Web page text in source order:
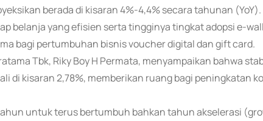
berada di kisaran 4%-4,4% secara tahunan
belanja yang efisien serta tingginya tingkat adopsi e-
bagi pertumbuhan bisnis voucher digital dan gift card.
Tbk, Riky Boy H Permata, menyampaikan bahwa
di kisaran 2,78%, memberikan ruang bagi peningkatan
untuk terus bertumbuh bahkan tahun akselerasi